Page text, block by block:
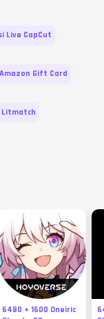
Live CapCut
Gift Card
Litmatch
6480 + 1600 Oneiric